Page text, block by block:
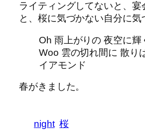
ライティングしてないと、宴
と、桜に気づかない自分に気
Oh 雨上がりの 夜空に輝
Woo 雲の切れ間に 散り
イアモンド
春がきました。
night 桜